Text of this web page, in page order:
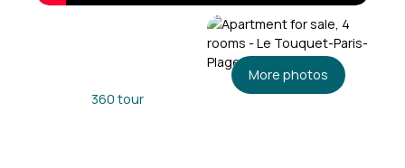
360 tour
More photos